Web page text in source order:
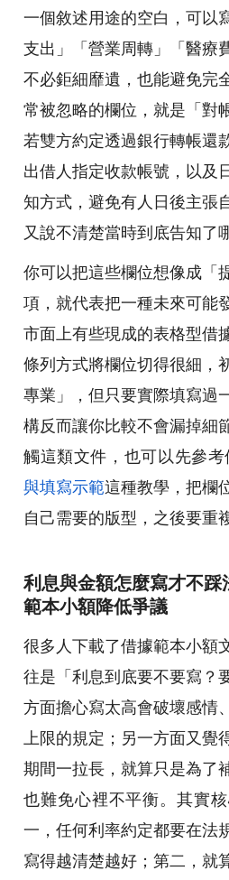
一個敘述用途的空白，可以
支出」「營業周轉」「醫療
不必鉅細靡遺，也能避免完
常被忽略的欄位，就是「對
若雙方約定透過銀行轉帳還
出借人指定收款帳號，以及
知方式，避免有人日後主張
又說不清楚當時到底告知了
你可以把這些欄位想像成「
項，就代表把一種未來可能
市面上有些現成的表格型借
條列方式將欄位切得很細，
專業」，但只要實際填寫過
構反而讓你比較不會漏掉細
觸這類文件，也可以先參考
與填寫示範這種教學，把欄
自己需要的版型，之後要重
利息與金額怎麼寫才不踩
範本小額降低爭議
很多人下載了借據範本小額
往是「利息到底要不要寫？
方面擔心寫太高會破壞感情
上限的規定；另一方面又覺
期間一拉長，就算只是為了
也難免心裡不平衡。其實
一，任何利率約定都要在法
寫得越清楚越好；第二，就